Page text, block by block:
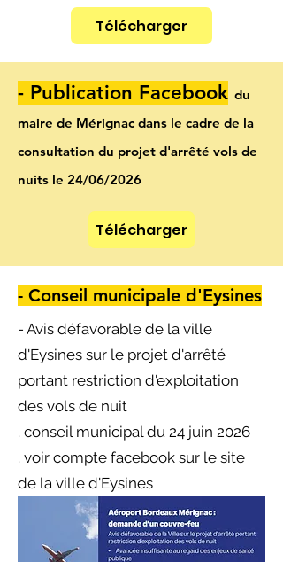
Télécharger
- Publication Facebook du
maire de Mérignac dans le cadre de la
consultation du projet d'arrêté vols de
nuits le 24/06/2026
Télécharger
- Conseil municipale d'Eysines
- Avis défavorable de la ville
d'Eysines sur le projet d'arrêté
portant restriction d'exploitation
des vols de nuit
. conseil municipal du 24 juin 2026
. voir compte facebook sur le site
de la ville d'Eysines